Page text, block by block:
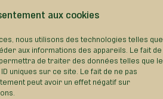
aux cookies
nous utilisons des technologies telles que
aux informations des appareils. Le fait de
de traiter des données telles que le
uniques sur ce site. Le fait de ne pas
peut avoir un effet négatif sur
AU RÉPERTOIRE